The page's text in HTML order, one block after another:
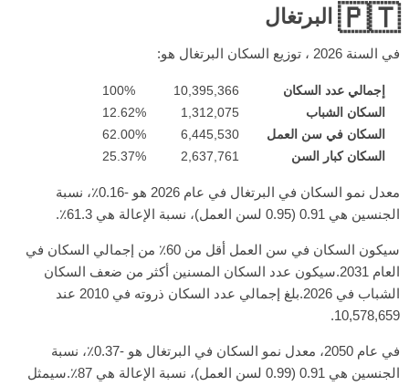
🇵🇹 البرتغال
في السنة 2026 ، توزيع السكان البرتغال هو:
إجمالي عدد السكان 10,395,366
100%
السكان الشباب
1,312,075
12.62%
السكان في سن العمل
6,445,530
62.00%
السكان كبار السن
2,637,761
25.37%
معدل نمو السكان في البرتغال في عام 2026 هو -0.16٪، نسبة
الجنسين هي 0.91 (0.95 لسن العمل)، نسبة الإعالة هي 61.3٪.
سيكون السكان في سن العمل أقل من 60٪ من إجمالي السكان في
العام 2031.سيكون عدد السكان المسنين أكثر من ضعف السكان
الشباب في 2026.بلغ إجمالي عدد السكان ذروته في 2010 عند
10,578,659.
في عام 2050، معدل نمو السكان في البرتغال هو -0.37٪، نسبة
الجنسين هي 0.91 (0.99 لسن العمل)، نسبة الإعالة هي 87٪.سيمثل